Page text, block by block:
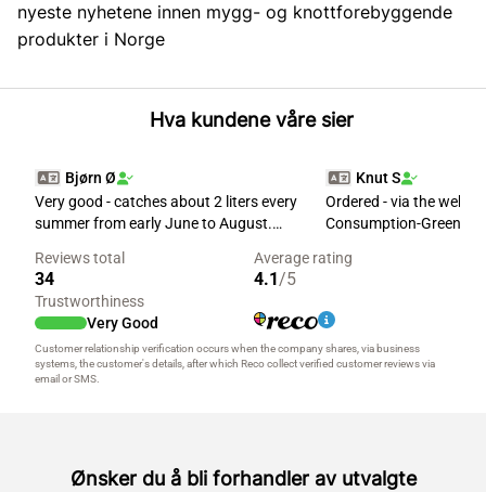
nyeste nyhetene innen mygg- og knottforebyggende
produkter i Norge
Hva kundene våre sier
Ønsker du å bli forhandler av utvalgte